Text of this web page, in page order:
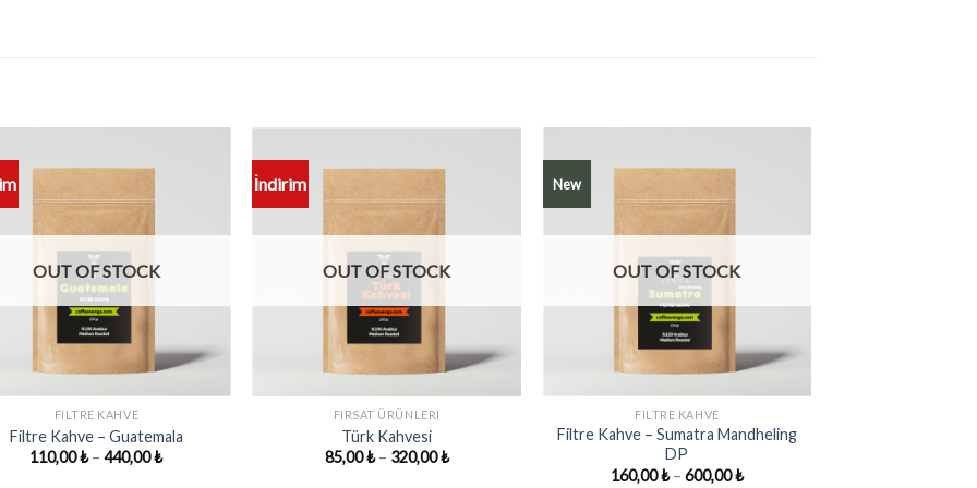
OUT OF STOCK
FILTRE KAHVE
Filtre Kahve – Guatemala
110,00₺ – 440,00₺Price
İndirim
OUT OF STOCK
FIRSAT ÜRÜNLERI
Türk Kahvesi
85,00₺ – 320,00₺Price
New
OUT OF STOCK
FILTRE KAHVE
Filtre Kahve – Sumatra Mandheling
DP
160,00₺ – 600,00₺Price